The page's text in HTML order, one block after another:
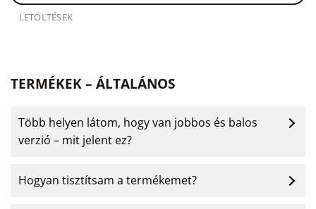
LETÖLTÉSEK
TERMÉKEK – ÁLTALÁNOS
Több helyen látom, hogy van jobbos és balos
verzió – mit jelent ez?
Hogyan tisztítsam a termékemet?